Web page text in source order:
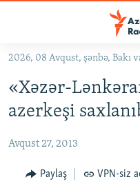
Əsas
qayıt
Əsas
naviqasiyaya
qayıt
KORRUPSIOMETR
#ƏSLINDƏ
FƏRQƏ BAX
2026, 08 Avqust, şənbə, Bakı
«Xəzər-
azerkeşi
Avqust 27, 2013
Paylaş VPN-siz